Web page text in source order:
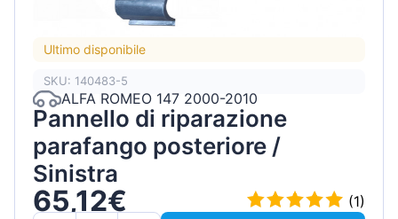
Ultimo disponibile
SKU: 140483-5
ALFA ROMEO 147 2000-2010
Pannello di riparazione
parafango posteriore /
Sinistra
65,12€
(1)